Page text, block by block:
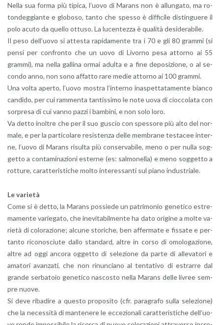
Nella sua forma più ti­pi­ca, l’uo­vo di Ma­rans non è al­lun­ga­to, ma ro­
ton­deg­gian­te e glo­bo­so, tanto che spes­so è dif­fi­ci­le di­stin­gue­re il
polo acuto da quel­lo ot­tu­so. La lu­cen­tez­za è qua­li­tà de­si­de­ra­bi­le.
Il peso del­l’uo­vo si at­te­sta ra­pi­da­men­te tra i 70 e gli 80 gram­mi (si
pensi per con­fron­to che un uovo di Li­vor­no pesa at­tor­no ai 55
gram­mi), ma nella gal­li­na ormai adul­ta e a fine de­po­si­zio­ne, o al se­
con­do anno, non sono af­fat­to rare medie at­tor­no ai 100 gram­mi.
Una volta aper­to, l’uo­vo mo­stra l’in­ter­no ina­spet­ta­ta­men­te bian­co
can­di­do, per cui ram­men­ta tan­tis­si­mo le note uova di cioc­co­la­ta con
sor­pre­sa di cui vanno pazzi i bam­bi­ni, e non solo loro.
Va detto inol­tre che per il suo gu­scio con spes­so­re più alto del nor­
ma­le, e per la par­ti­co­la­re re­si­sten­za delle mem­bra­ne te­sta­cee in­ter­
ne, l’uo­vo di Ma­rans ri­sul­ta più con­ser­va­bi­le, meno o per nulla sog­
get­to a con­ta­mi­na­zio­ni ester­ne (es: sal­mo­nel­la) e meno sog­get­to a
rot­tu­re, ca­rat­te­ri­sti­che molto in­te­res­san­ti sul piano in­du­stria­le.
Le va­rie­tà
Come si è detto, la Ma­rans pos­sie­de un pa­tri­mo­nio ge­ne­ti­co estre­
ma­men­te va­rie­ga­to, che ine­vi­ta­bil­men­te ha dato ori­gi­ne a molte va­
rie­tà di co­lo­ra­zio­ne; al­cu­ne sto­ri­che, ben af­fer­ma­te e fis­sa­te e per­
tan­to ri­co­no­sciu­te dallo stan­dard, altre in corso di omo­lo­ga­zio­ne,
altre ad oggi an­co­ra og­get­to di se­le­zio­ne da parte di al­le­va­to­ri e
ama­to­ri avan­za­ti, che non ri­nun­cia­no al ten­ta­ti­vo di estrar­re dal
gran­de ser­ba­to­io ge­ne­ti­co na­sco­sto nella Ma­rans delle li­vree sem­
pre nuove.
Si deve ri­ba­di­re a que­sto pro­po­si­to (cfr. pa­ra­gra­fo sulla se­le­zio­ne)
che la ne­ces­si­tà di man­te­ne­re le ec­ce­zio­na­li ca­rat­te­ri­sti­che del­l’uo­